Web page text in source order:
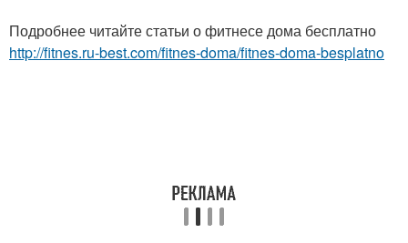
Подробнее читайте статьи о фитнесе дома бесплатно
http://fitnes.ru-best.com/fitnes-doma/fitnes-doma-besplatno